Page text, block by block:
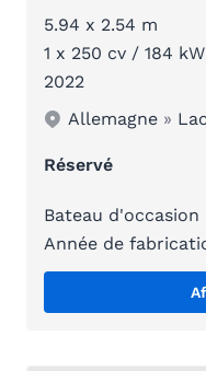
5.94 x 2.54 m
1 x 250 cv / 184 kW
2022
Allemagne »
Réservé
Bateau d'occasion
Année de